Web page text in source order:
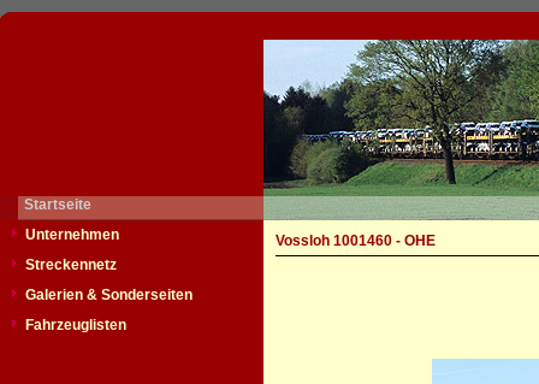
Startseite
Unternehmen
Streckennetz
Galerien & Sonderseiten
Fahrzeuglisten
Vossloh 1001460 - OHE